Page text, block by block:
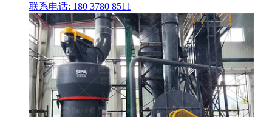
联系电话: 180 3780 8511